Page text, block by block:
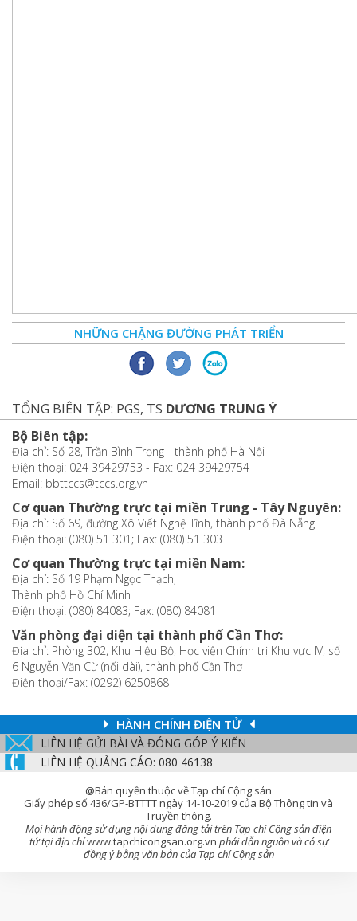
NHỮNG CHẶNG ĐƯỜNG PHÁT TRIỂN
TỔNG BIÊN TẬP: PGS, TS DƯƠNG TRUNG Ý
Bộ Biên tập:
Địa chỉ: Số 28, Trần Bình Trọng - thành phố Hà Nội
Điện thoại: 024 39429753 - Fax: 024 39429754
Email: bbttccs@tccs.org.vn
Cơ quan Thường trực tại miền Trung - Tây Nguyên:
Địa chỉ: Số 69, đường Xô Viết Nghệ Tĩnh, thành phố Đà Nẵng
Điện thoại: (080) 51 301; Fax: (080) 51 303
Cơ quan Thường trực tại miền Nam:
Địa chỉ: Số 19 Phạm Ngọc Thạch,
Thành phố Hồ Chí Minh
Điện thoại: (080) 84083; Fax: (080) 84081
Văn phòng đại diện tại thành phố Cần Thơ:
Địa chỉ: Phòng 302, Khu Hiệu Bộ, Học viện Chính trị Khu vực IV, số
6 Nguyễn Văn Cừ (nối dài), thành phố Cần Thơ
Điện thoại/Fax: (0292) 6250868
HÀNH CHÍNH ĐIỆN TỬ
LIÊN HỆ GỬI BÀI VÀ ĐÓNG GÓP Ý KIẾN
LIÊN HỆ QUẢNG CÁO: 080 46138
@Bản quyền thuộc về Tạp chí Cộng sản
Giấy phép số 436/GP-BTTTT ngày 14-10-2019 của Bộ Thông tin và
Truyền thông.
Mọi hành động sử dụng nội dung đăng tải trên Tạp chí Cộng sản điện
tử tại địa chỉwww.tapchicongsan.org.vn phải dẫn nguồn và có sự
đồng ý bằng văn bản của Tạp chí Cộng sản